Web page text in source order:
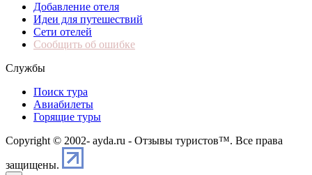
Добавление отеля
Идеи для путешествий
Сети отелей
Сообщить об ошибке
Службы
Поиск тура
Авиабилеты
Горящие туры
Copyright © 2002- ayda.ru - Отзывы туристов™. Все права
защищены.